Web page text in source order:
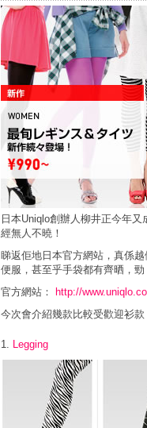
日本Uniqlo創辦人柳井正今年
經無人不曉！
睇返佢地日本官方網站，真係
便服，甚至乎手袋都有齊晒，勁
官方網站：
http://
今次會介紹幾款比較受歡迎衫
1. Legging